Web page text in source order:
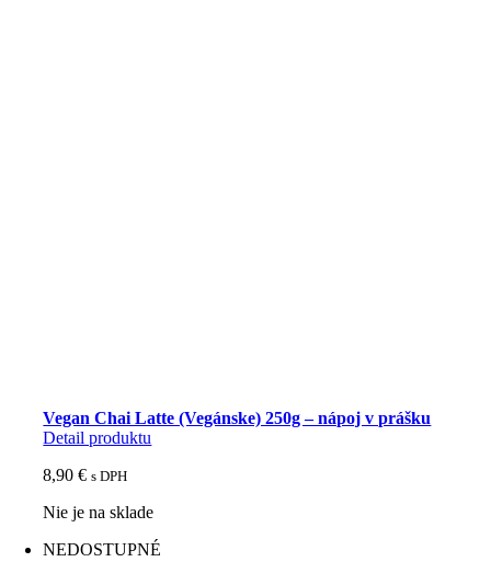
Vegan Chai Latte (Vegánske) 250g – nápoj v prášku
Detail produktu
8,90€ s DPH
Nie je na sklade
NEDOSTUPNÉ